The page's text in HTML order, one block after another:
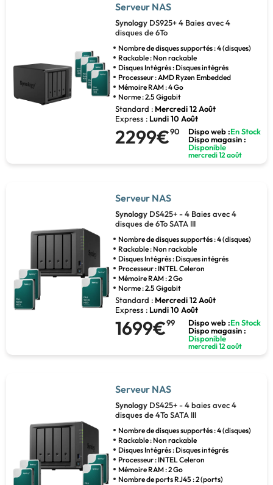
Serveur NAS
Synology DS925+ 4 Baies avec 4
disques de 6To
Nombre de disques supportés : 4 (disques)
Rackable : Non rackable
Disques Intégrés : Disques intégrés
Processeur : AMD Ryzen Embedded
Mémoire RAM : 4 Go
Norme : 2.5 Gigabit
Standard : Mercredi 12 Août
Express : Lundi 10 Août
2299€90 Dispo web :En Stock
Dispo magasin :
Disponible
mercredi 12 août
Serveur NAS
Synology DS425+ - 4 Baies avec 4
disques de 6To SATA III
Nombre de disques supportés : 4 (disques)
Rackable : Non rackable
Disques Intégrés : Disques intégrés
Processeur : INTEL Celeron
Mémoire RAM : 2 Go
Norme : 2.5 Gigabit
Standard : Mercredi 12 Août
Express : Lundi 10 Août
1699€99 Dispo web :En Stock
Dispo magasin :
Disponible
mercredi 12 août
Serveur NAS
Synology DS425+ - 4 baies avec 4
disques de 4To SATA III
Nombre de disques supportés : 4 (disques)
Rackable : Non rackable
Disques Intégrés : Disques intégrés
Processeur : INTEL Celeron
Mémoire RAM : 2 Go
Nombre de ports RJ45 : 2 (ports)